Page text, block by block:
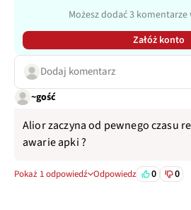
Możesz dodać 3 komentarze
Załóż konto
Dodaj komentarz
~gość
Alior zaczyna od pewnego czasu
awarie apki ?
Pokaż 1 odpowiedź Odpowiedz 0 0